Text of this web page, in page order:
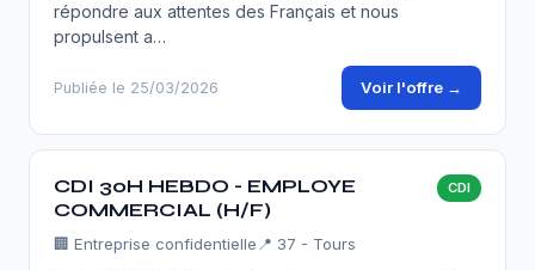
répondre aux attentes des Français et nous
propulsent a…
Publiée le 25/03/2026 Voir l'offre →
CDI 30H HEBDO - EMPLOYE
COMMERCIAL (H/F)
CDI
🏢 Entreprise confidentielle 📍 37 - Tours